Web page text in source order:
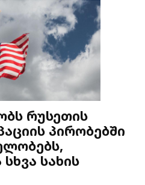
რუსეთის
პირობებში
სახის